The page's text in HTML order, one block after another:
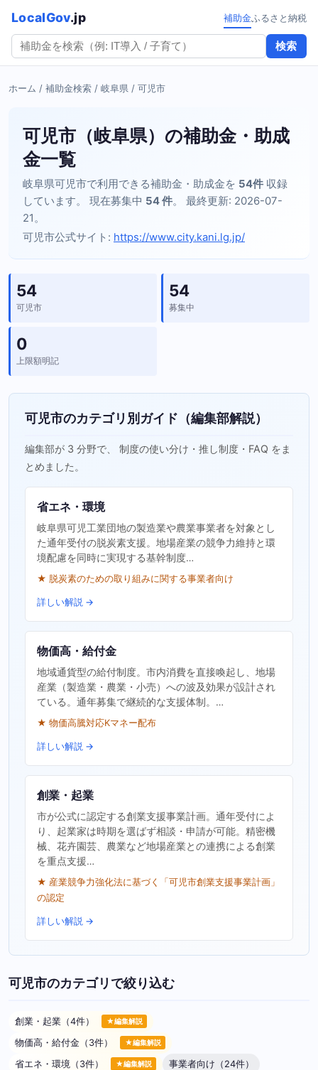
LocalGov.jp
検索
補助金ふるさと納税
ホーム / 補助金検索 / 岐阜県 / 可児市
可児市（岐阜県）の補助金・助成
金一覧
岐阜県可児市で利用できる補助金・助成金を 54件 収録
しています。 現在募集中 54 件。 最終更新: 2026-07-
21。
可児市公式サイト: https://www.city.kani.lg.jp/
54
可児市
54
募集中
0
上限額明記
可児市のカテゴリ別ガイド（編集部解説）
編集部が 3 分野で、 制度の使い分け・推し制度・FAQ をま
とめました。
省エネ・環境
岐阜県可児工業団地の製造業や農業事業者を対象とし
た通年受付の脱炭素支援。地場産業の競争力維持と環
境配慮を同時に実現する基幹制度…
★ 脱炭素のための取り組みに関する事業者向け
詳しい解説 →
物価高・給付金
地域通貨型の給付制度。市内消費を直接喚起し、地場
産業（製造業・農業・小売）への波及効果が設計され
ている。通年募集で継続的な支援体制。…
★ 物価高騰対応Kマネー配布
詳しい解説 →
創業・起業
市が公式に認定する創業支援事業計画。通年受付によ
り、起業家は時期を選ばず相談・申請が可能。精密機
械、花卉園芸、農業など地場産業との連携による創業
を重点支援…
★ 産業競争力強化法に基づく「可児市創業支援事業計画」
の認定
詳しい解説 →
可児市のカテゴリで絞り込む
創業・起業（4件） ★編集解説
物価高・給付金（3件） ★編集解説
省エネ・環境（3件） ★編集解説
事業者向け（24件）